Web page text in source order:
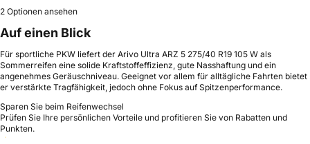
2 Optionen ansehen
Auf einen Blick
Für sportliche PKW liefert der Arivo Ultra ARZ 5 275/40 R19 105 W als
Sommerreifen eine solide Kraftstoffeffizienz, gute Nasshaftung und ein
angenehmes Geräuschniveau. Geeignet vor allem für alltägliche Fahrten bietet
er verstärkte Tragfähigkeit, jedoch ohne Fokus auf Spitzenperformance.
Sparen Sie beim Reifenwechsel
Prüfen Sie Ihre persönlichen Vorteile und profitieren Sie von Rabatten und
Punkten.